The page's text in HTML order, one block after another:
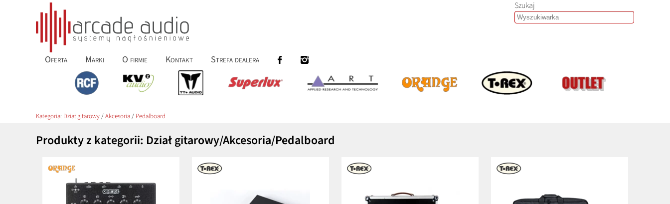
Szukaj
Oferta Marki O firmie Kontakt Strefa dealera
Kategoria: Dział gitarowy/Akcesoria/ Pedalboard
Produkty z kategorii: Dział gitarowy/Akcesoria/Pedalboard